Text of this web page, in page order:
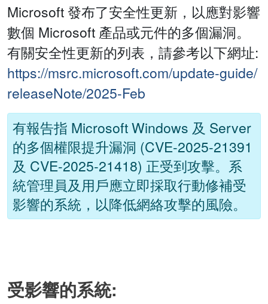
Microsoft 發布了安全性更新，以應對影響
數個 Microsoft 產品或元件的多個漏洞。
有關安全性更新的列表，請參考以下網址:
https://msrc.microsoft.com/update-guide/
releaseNote/2025-Feb
有報告指 Microsoft Windows 及 Server
的多個權限提升漏洞 (CVE-2025-21391
及 CVE-2025-21418) 正受到攻擊。系
統管理員及用戶應立即採取行動修補受
影響的系統，以降低網絡攻擊的風險。
受影響的系統: